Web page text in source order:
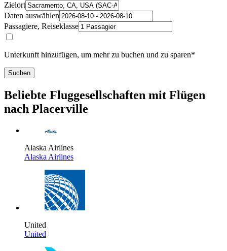
Zielort
Daten auswählen
Passagiere, Reiseklasse
Unterkunft hinzufügen, um mehr zu buchen und zu sparen*
Suchen
Beliebte Fluggesellschaften mit Flügen
nach Placerville
Alaska Airlines
Alaska Airlines
United
United